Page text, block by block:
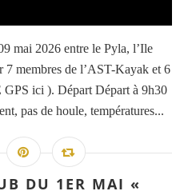
mai 2026 entre le Pyla, l’Ile
7 membres de l’AST-Kayak et 6
ici ). Départ Départ à 9h30
pas de houle, températures...
DU 1ER MAI «